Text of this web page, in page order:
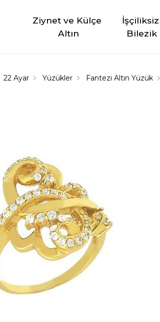
Ziynet ve Külçe
Altın
İşçiliksiz
Bilezik
22 Ayar Yüzükler Fantezi Altın Yüzük